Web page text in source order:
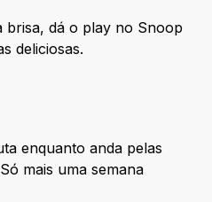
brisa, dá o play no Snoop
deliciosas.
enquanto anda pelas
mais uma semana